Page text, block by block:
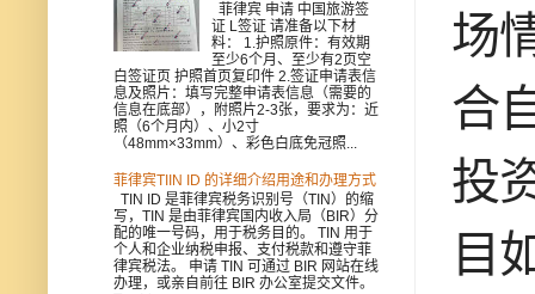
场
合
投
目
菲律宾 申请 中国旅游签
证 L签证 请准备以下材
料： 1.护照原件：有效期
至少6个月、至少有2页空
白签证页 护照首页复印件 2.签证申请表信
息及照片：填写完整申请表信息（需要的
信息在底部），附照片2-3张，要求为：近
照（6个月内）、小2寸
（48mm×33mm）、彩色白底免冠照...
菲律宾TIIN ID 的详细介绍用途和办理方式
TIN ID 是菲律宾税务识别号（TIN）的缩
写，TIN 是由菲律宾国内收入局（BIR）分
配的唯一号码，用于税务目的。 TIN 用于
个人和企业纳税申报、支付税款和遵守菲
律宾税法。 申请 TIN 可通过 BIR 网站在线
办理，或亲自前往 BIR 办公室提交文件。